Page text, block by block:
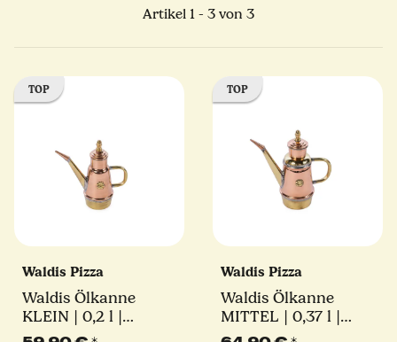
Artikel 1 - 3 von 3
TOP
Waldis Pizza
Waldis Ölkanne
KLEIN | 0,2 l |
traditionelle Oliera |
TOP
Waldis Pizza
Waldis Ölkanne
MITTEL | 0,37 l |
traditionelle Oliera |